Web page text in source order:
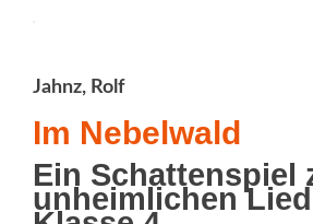
Jahnz, Rolf
Im Nebelwald
Ein Schattenspiel
unheimlichen